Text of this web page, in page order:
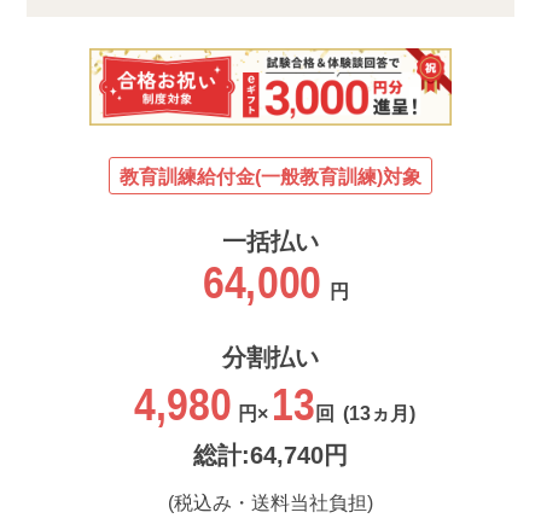
教育訓練給付金(一般教育訓練)対象
一括払い
64,000 円
分割払い
4,980 円× 13 回 (13ヵ月)
総計:64,740円
(税込み・送料当社負担)